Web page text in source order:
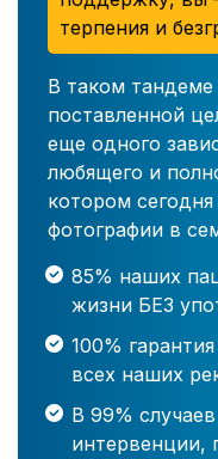
терпения и
В таком
поставленной
еще одного
любящего и
котором
фотографии в
85% наших
жизни БЕЗ
100%
всех наших
В 99%
интервенции,